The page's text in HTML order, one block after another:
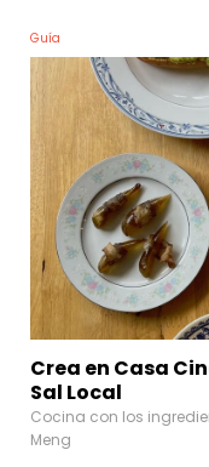
Guía
Crea en Casa
Sal Local
Cocina con los
Meng